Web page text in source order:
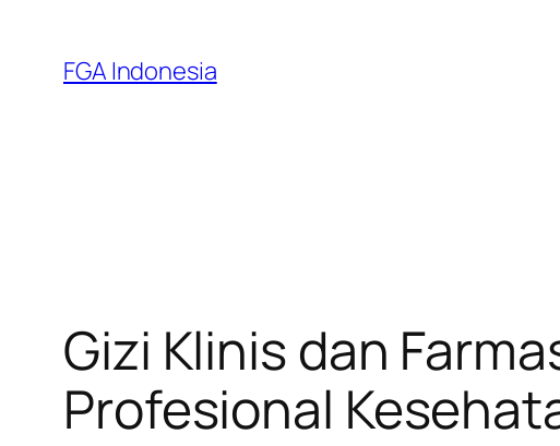
content
FGA Indonesia
Gizi Klinis dan
Profesional